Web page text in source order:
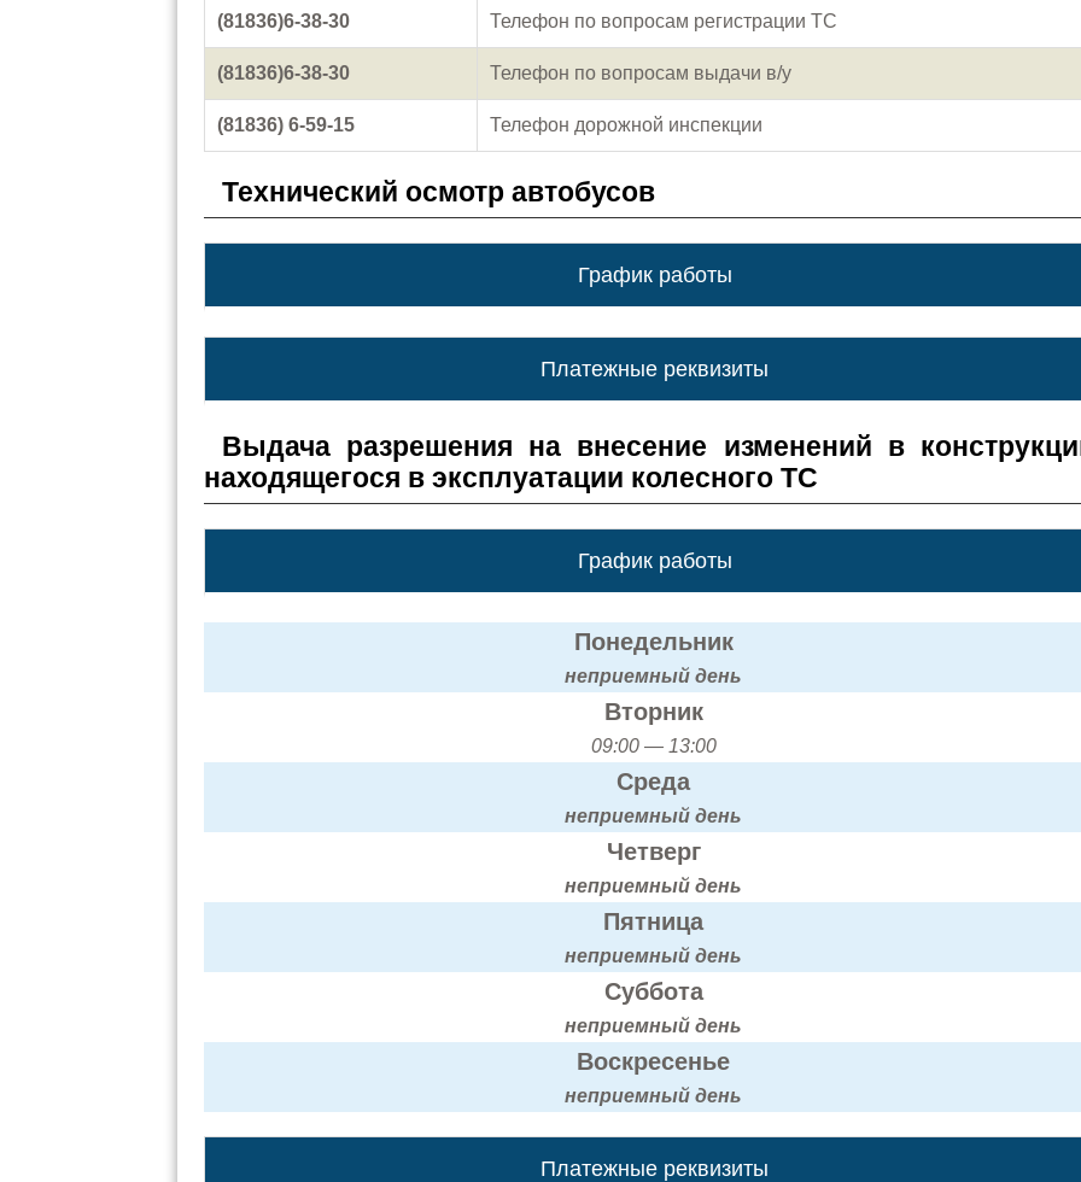
(81836)6-38-30 Телефон по вопросам регистрации ТС
(81836)6-38-30 Телефон по вопросам выдачи в/у
(81836) 6-59-15 Телефон дорожной инспекции
Технический осмотр автобусов
График работы
Платежные реквизиты
Выдача разрешения на внесение изменений в
находящегося в эксплуатации колесного ТС
График работы
Понедельник
неприемный день
Вторник
09:00 — 13:00
Среда
неприемный день
Четверг
неприемный день
Пятница
неприемный день
Суббота
неприемный день
Воскресенье
неприемный день
Платежные реквизиты